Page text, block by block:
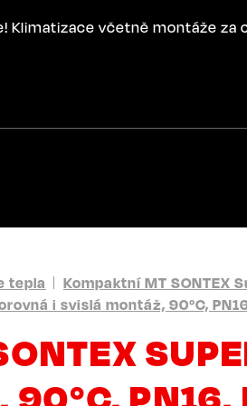
Klimatizace včetně montáže za
tepla
Kompaktní MT SONTEX
i svislá montáž, 90°C,
PN16,